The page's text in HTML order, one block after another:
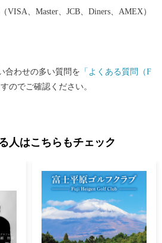
心を集めています。 海士町には日本ら
VISA、Master、JCB、Diners、AMEX）
合わせの多い質問を 「よくある質問（F
のでご確認ください。
人はこちらもチェック